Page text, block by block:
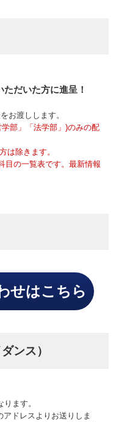
だいた方に進呈！
お渡しします。
部」「法学部」)のみの配
は除きます。
目の一覧表です。最新情報
せはこちら
ンス）
ます。
ドレスよりお送りしま